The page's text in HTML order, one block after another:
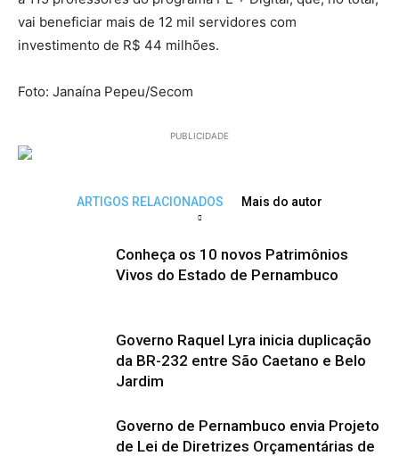
vai beneficiar mais de 12 mil servidores com
investimento de R$ 44 milhões.
Foto: Janaína Pepeu/Secom
PUBLICIDADE
ARTIGOS RELACIONADOS Mais do autor
Conheça os 10 novos Patrimônios
Vivos do Estado de Pernambuco
Governo Raquel Lyra inicia duplicação
da BR-232 entre São Caetano e Belo
Jardim
Governo de Pernambuco envia Projeto
de Lei de Diretrizes Orçamentárias de